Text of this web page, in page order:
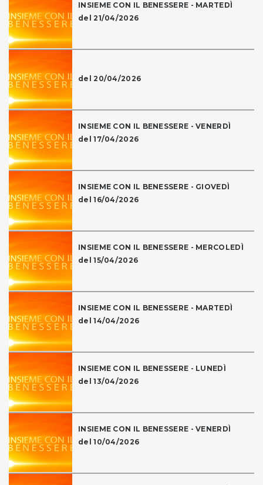
INSIEME CON IL BENESSERE - MARTEDÌ
del 21/04/2026
del 20/04/2026
INSIEME CON IL BENESSERE - VENERDÌ
del 17/04/2026
INSIEME CON IL BENESSERE - GIOVEDÌ
del 16/04/2026
INSIEME CON IL BENESSERE - MERCOLEDÌ
del 15/04/2026
INSIEME CON IL BENESSERE - MARTEDÌ
del 14/04/2026
INSIEME CON IL BENESSERE - LUNEDÌ
del 13/04/2026
INSIEME CON IL BENESSERE - VENERDÌ
del 10/04/2026